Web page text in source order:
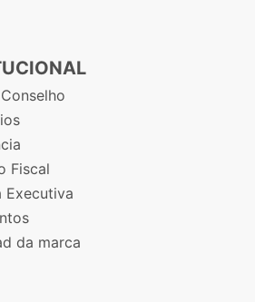
Fiscal
Executiva
da marca